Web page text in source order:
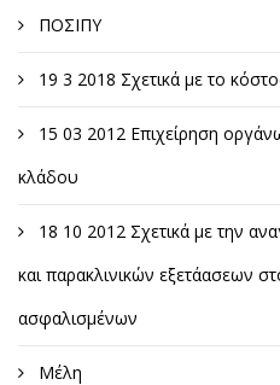
ΠΟΣΙΠΥ
19 3 2018 Σχετικά με το
15 03 2012 Επιχείρηση
κλάδου
18 10 2012 Σχετικά με την
και παρακλινικών εξετάασεων
ασφαλισμένων
Μέλη